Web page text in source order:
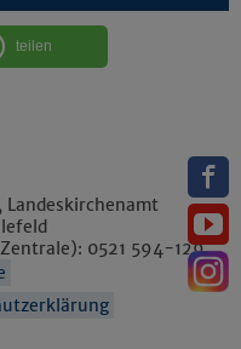
teilen
Landeskirchenamt
0521 594-129